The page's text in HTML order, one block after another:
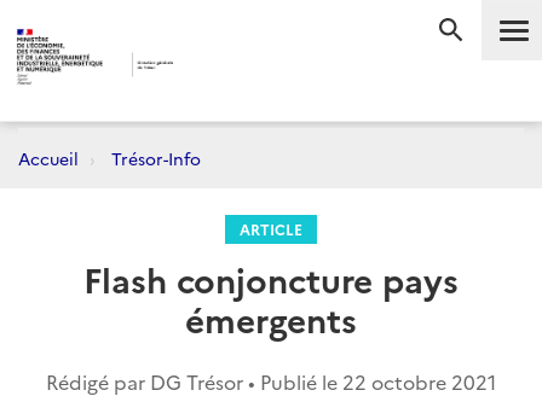
Accueil Trésor-Info
ARTICLE
Flash conjoncture pays
émergents
Rédigé par DG Trésor • Publié le 22 octobre 2021